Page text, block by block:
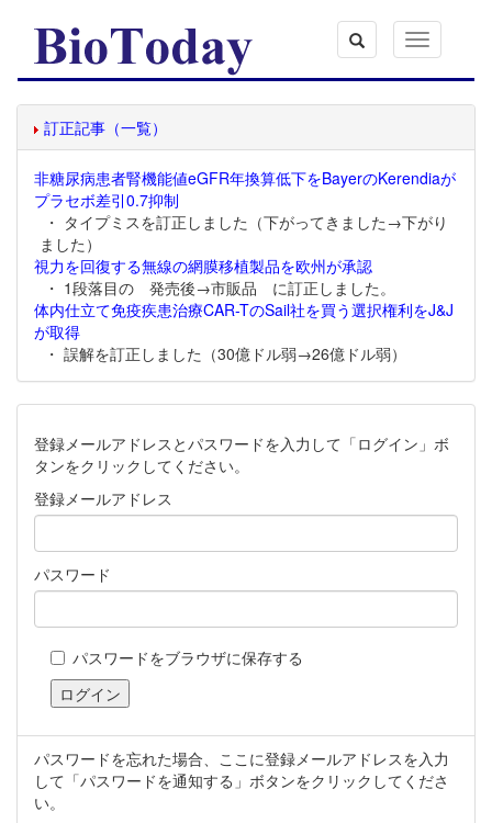
Toggle
navigation
訂正記事（一覧）
非糖尿病患者腎機能値eGFR年換算低下をBayerのKerendiaが
プラセボ差引0.7抑制
・ タイプミスを訂正しました（下がってきました→下がり
ました）
視力を回復する無線の網膜移植製品を欧州が承認
・ 1段落目の 発売後→市販品 に訂正しました。
体内仕立て免疫疾患治療CAR-TのSail社を買う選択権利をJ&J
が取得
・ 誤解を訂正しました（30億ドル弱→26億ドル弱）
登録メールアドレスとパスワードを入力して「ログイン」ボ
タンをクリックしてください。
登録メールアドレス
パスワード
パスワードをブラウザに保存する
パスワードを忘れた場合、ここに登録メールアドレスを入力
して「パスワードを通知する」ボタンをクリックしてくださ
い。